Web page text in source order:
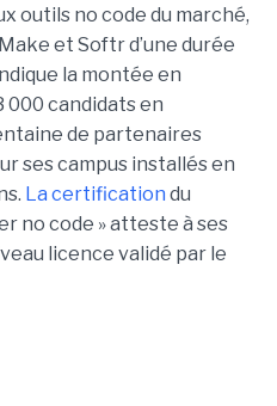
outils no code du marché,
et Softr d’une durée
la montée en
000 candidats en
de partenaires
ses campus installés en
La certification du
no code » atteste à ses
licence validé par le